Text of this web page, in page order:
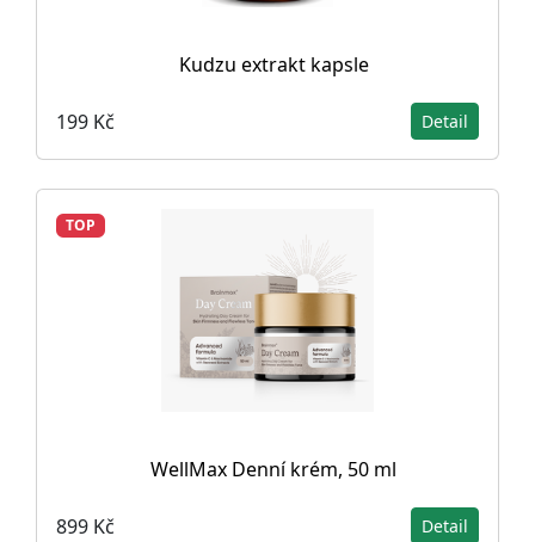
Kudzu extrakt kapsle
199 Kč Detail
TOP
WellMax Denní krém, 50 ml
899 Kč Detail